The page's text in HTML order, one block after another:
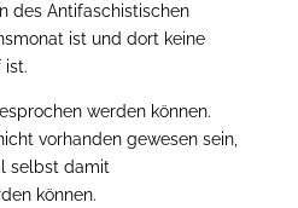
des Antifaschistischen
ist und dort keine
ist.
werden können.
vorhanden gewesen sein,
selbst damit
können.